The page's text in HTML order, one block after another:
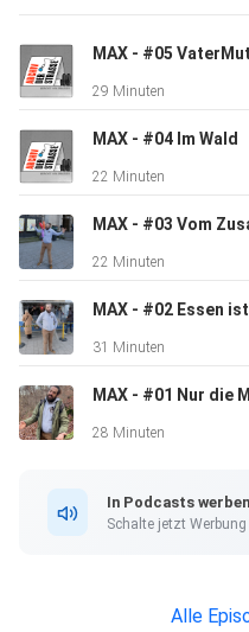
MAX - #05
29 Minuten
MAX - #04 Im Wald
22 Minuten
22 Minuten
MAX - #02 Essen
31 Minuten
MAX - #01 Nur die
28 Minuten
In Podcasts werben
Schalte jetzt
Alle